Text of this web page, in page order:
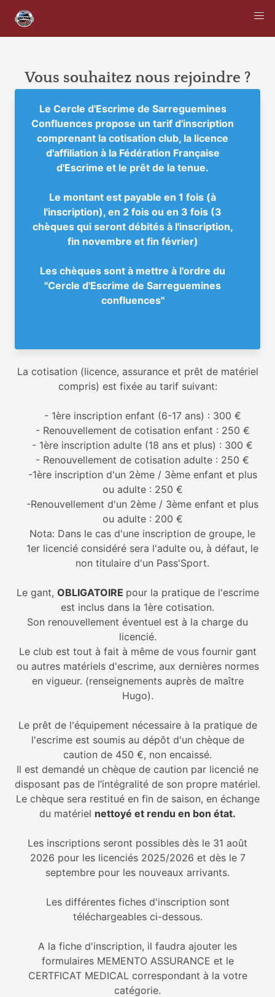
Vous souhaitez nous rejoindre ?
Le Cercle d'Escrime de Sarreguemines
Confluences propose un tarif d'inscription
comprenant la cotisation club, la licence
d'affiliation à la Fédération Française
d'Escrime et le prêt de la tenue.
Le montant est payable en 1 fois (à
l'inscription), en 2 fois ou en 3 fois (3
chèques qui seront débités à l'inscription,
fin novembre et fin février)
Les chèques sont à mettre à l'ordre du
"Cercle d'Escrime de Sarreguemines
confluences"
La cotisation (licence, assurance et prêt de matériel
compris) est fixée au tarif suivant:
- 1ère inscription enfant (6-17 ans) : 300 €
- Renouvellement de cotisation enfant : 250 €
- 1ère inscription adulte (18 ans et plus) : 300 €
- Renouvellement de cotisation adulte : 250 €
-1ère inscription d'un 2ème / 3ème enfant et plus
ou adulte : 250 €
-Renouvellement d'un 2ème / 3ème enfant et plus
ou adulte : 200 €
Nota: Dans le cas d'une inscription de groupe, le
1er licencié considéré sera l'adulte ou, à défaut, le
non titulaire d'un Pass'Sport.
Le gant, OBLIGATOIRE pour la pratique de l'escrime
est inclus dans la 1ère cotisation.
Son renouvellement éventuel est à la charge du
licencié.
Le club est tout à fait à même de vous fournir gant
ou autres matériels d'escrime, aux dernières normes
en vigueur. (renseignements auprès de maître
Hugo).
Le prêt de l'équipement nécessaire à la pratique de
l'escrime est soumis au dépôt d'un chèque de
caution de 450 €, non encaissé.
Il est demandé un chèque de caution par licencié ne
disposant pas de l’intégralité de son propre matériel.
Le chèque sera restitué en fin de saison, en échange
du matériel nettoyé et rendu en bon état.
Les inscriptions seront possibles dès le 31 août
2026 pour les licenciés 2025/2026 et dès le 7
septembre pour les nouveaux arrivants.
Les différentes fiches d'inscription sont
téléchargeables ci-dessous.
A la fiche d'inscription, il faudra ajouter les
formulaires MEMENTO ASSURANCE et le
CERTFICAT MEDICAL correspondant à la votre
catégorie.